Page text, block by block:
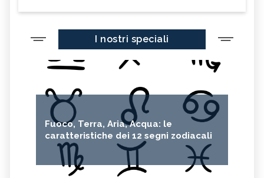
I nostri speciali
Fuoco, Terra, Aria, Acqua: le
caratteristiche dei 12 segni zodiacali